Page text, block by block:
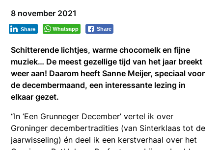
8 november 2021
Whatsapp Share
Share
Schitterende lichtjes, warme chocomelk en fijne
muziek… De meest gezellige tijd van het jaar breekt
weer aan! Daarom heeft Sanne Meijer, speciaal voor
de decembermaand, een interessante lezing in
elkaar gezet.
“In ‘Een Grunneger December’ vertel ik over
Groninger decembertradities (van Sinterklaas tot de
jaarwisseling) én deel ik een kerstverhaal over het